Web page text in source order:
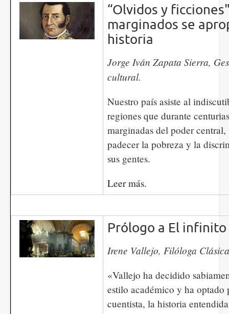
“Olvidos y
marginados se
historia
Jorge Iván Zapata Sierra,
cultural.
Nuestro país asiste al
regiones que durante
marginadas del poder central,
padecer la pobreza y la
sus gentes.
Leer más.
Prólogo a El
​​​​​​Irene Vallejo, Filóloga
«Vallejo ha decidido
estilo académico y ha optado
cuentista, la historia